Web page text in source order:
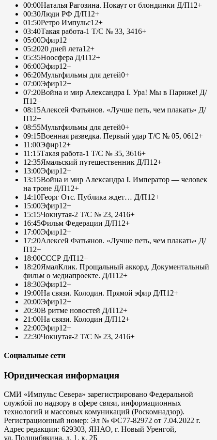
00:00Наталья Рагозина. Нокаут от блондинки Д/П12+
00:30Люди РФ Д/П12+
01:50Ретро Импульс12+
03:40Такая работа-1 Т/С № 33, 3416+
05:00Эфир12+
05:2020 дней лета12+
05:35Ноосфера Д/П12+
06:00Эфир12+
06:20Мультфильмы для детей0+
07:00Эфир12+
07:20Война и мир Александра I. Ура! Мы в Париже! Д/
П12+
08:15Алексей Фатьянов. «Лучше петь, чем плакать» Д/
П12+
08:55Мультфильмы для детей0+
09:15Военная разведка. Первый удар Т/С № 05, 0612+
11:00Эфир12+
11:15Такая работа-1 Т/С № 35, 3616+
12:35Ямальский путешественник Д/П12+
13:00Эфир12+
13:15Война и мир Александра I. Император — человек
на троне Д/П12+
14:10Георг Отс. Публика ждет… Д/П12+
15:00Эфир12+
15:15Чокнутая-2 Т/С № 23, 2416+
16:45Фильм Федерации Д/П12+
17:00Эфир12+
17:20Алексей Фатьянов. «Лучше петь, чем плакать» Д/
П12+
18:00СССР Д/П12+
18:20ЯмалКлик. Прощальный аккорд. Документальный
фильм о медиапроекте. Д/П12+
18:30Эфир12+
19:00На связи. Колодин. Прямой эфир Д/П12+
20:00Эфир12+
20:30В ритме новостей Д/П12+
21:00На связи. Колодин Д/П12+
22:00Эфир12+
22:30Чокнутая-2 Т/С № 23, 2416+
Социальные сети
Юридическая информация
СМИ «Импульс Севера» зарегистрировано Федеральной
службой по надзору в сфере связи, информационных
технологий и массовых комуникаций (Роскомнадзор).
Регистрационный номер: Эл № ФС77-82972 от 7.04.2022 г.
Адрес редакции: 629303, ЯНАО, г. Новый Уренгой,
ул. Подшибякина, д. 1, к. 2Б